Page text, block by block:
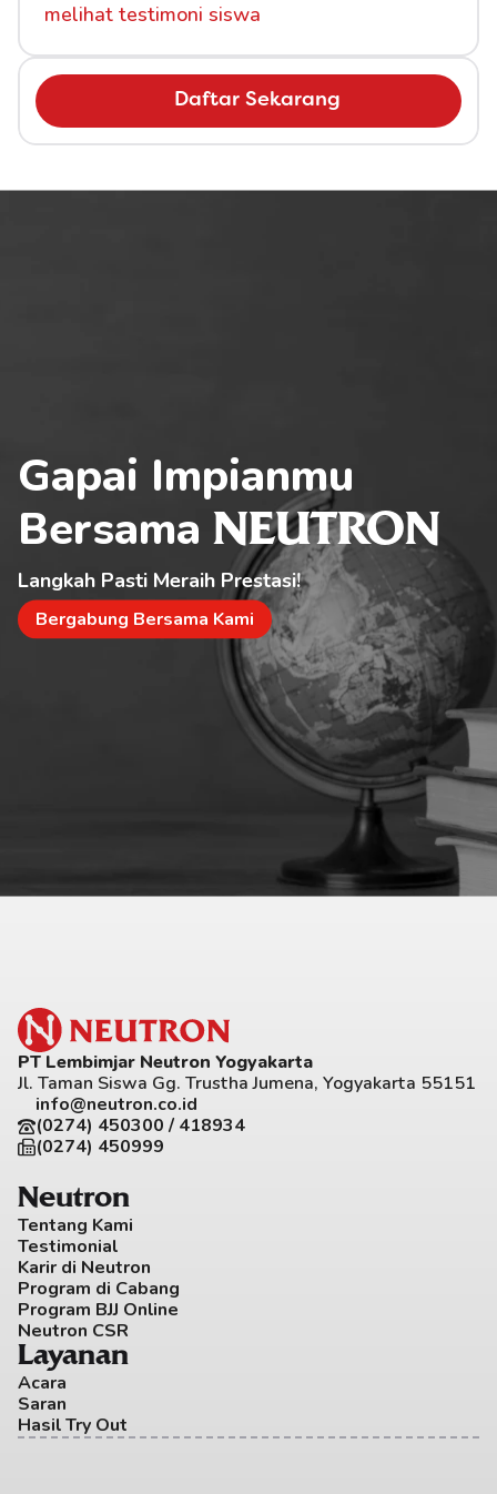
Daftar Sekarang
melihat testimoni siswa
Gapai Impianmu
Bersama NEUTRON
Langkah Pasti Meraih Prestasi!
Bergabung Bersama Kami
PT Lembimjar Neutron Yogyakarta
Jl. Taman Siswa Gg. Trustha Jumena, Yogyakarta 55151
info@neutron.co.id
(0274) 450300 / 418934
(0274) 450999
Neutron
Tentang Kami
Testimonial
Karir di Neutron
Program di Cabang
Program BJJ Online
Neutron CSR
Layanan
Acara
Saran
Hasil Try Out